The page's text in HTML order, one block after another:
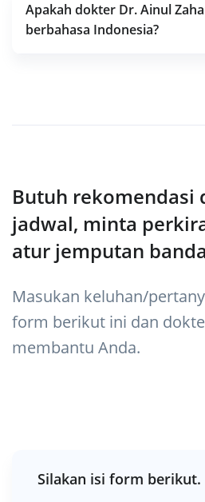
Apakah dokter Dr. Ainul
berbahasa Indonesia?
Butuh rekomendasi
jadwal, minta
atur jemputan
Masukan keluhan/
form berikut ini dan
membantu Anda.
Silakan isi form berikut.